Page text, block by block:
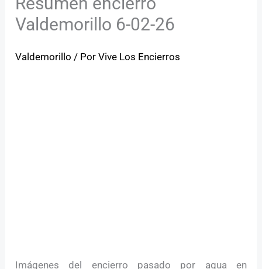
Valdemorillo 6-02-26
Valdemorillo / PorVive Los Encierros
Imágenes del encierro pasado por agua en